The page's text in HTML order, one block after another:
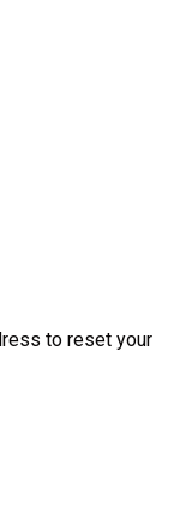
to reset your